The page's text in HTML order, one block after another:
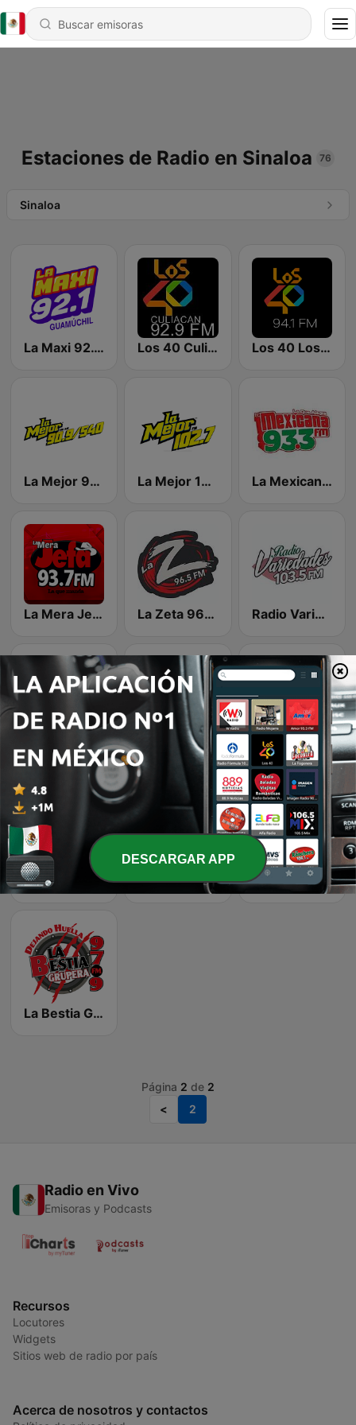
Estaciones de Radio en Sinaloa 76
Sinaloa
La Maxi 92.1 FM Los 40 Culiacán Los 40 Los Mochis
La Mejor 90.9 FM La Mejor 102.7 FM La Mexicana 93.3 FM
La Mera Jefa 93.7 FM La Zeta 96.5 FM Radio Variedades
La Rancherita 91.7 FM La Interesante 94.5 FM La RJ 105.1
La Interesante 88.5 FM Radio Punto y Segundo Planeta 99.7 Los Mochis
La Bestia Grupera 97.9 FM
Página 2 de 2
<
2
Radio en Vivo
Emisoras y Podcasts
Recursos
Locutores
Widgets
Sitios web de radio por país
Acerca de nosotros y contactos
DESCARGAR APP